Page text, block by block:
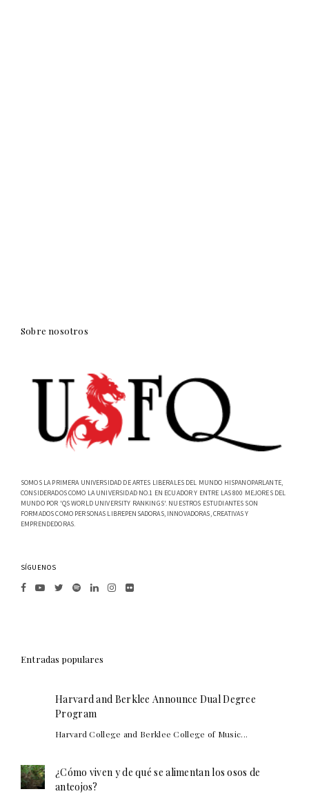
Sobre nosotros
SOMOS LA PRIMERA UNIVERSIDAD DE ARTES LIBERALES DEL MUNDO HISPANOPARLANTE,
CONSIDERADOS COMO LA UNIVERSIDAD NO.1 EN ECUADOR Y ENTRE LAS 800 MEJORES DEL
MUNDO POR 'QS WORLD UNIVERSITY RANKINGS'. NUESTROS ESTUDIANTES SON
FORMADOS COMO PERSONAS LIBREPENSADORAS, INNOVADORAS, CREATIVAS Y
EMPRENDEDORAS.
SÍGUENOS
Entradas populares
Harvard and Berklee Announce Dual Degree
Program
Harvard College and Berklee College of Music...
¿Cómo viven y de qué se alimentan los osos de
anteojos?